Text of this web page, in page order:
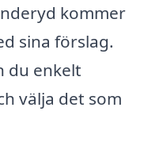
kommer
sina förslag.
du enkelt
välja det som